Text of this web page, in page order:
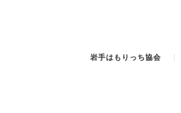
岩手はもりっち協会